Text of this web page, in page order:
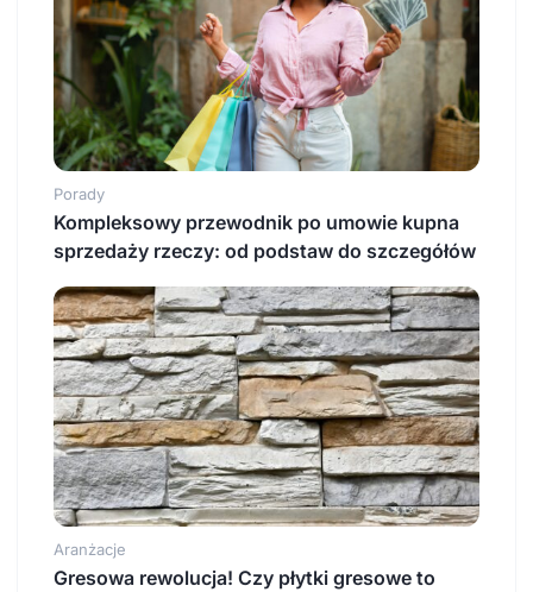
Porady
Kompleksowy przewodnik po umowie kupna
sprzedaży rzeczy: od podstaw do szczegółów
Aranżacje
Gresowa rewolucja! Czy płytki gresowe to